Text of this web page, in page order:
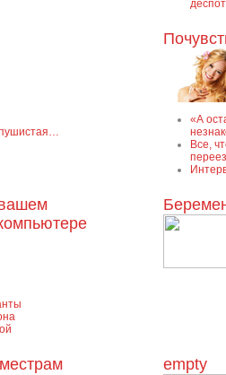
пушистая…
«А
Все,
empty